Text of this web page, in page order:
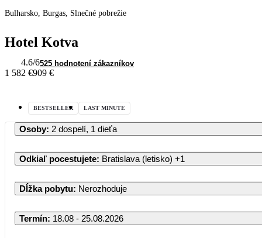
Bulharsko, Burgas, Slnečné pobrežie
Hotel Kotva
4.6/6525 hodnotení zákazníkov
1 582 €909 €
BESTSELLER LAST MINUTE
Osoby: 2 dospelí, 1 dieťa
Odkiaľ pocestujete: Bratislava (letisko) +1
Dĺžka pobytu: Nerozhoduje
Termín: 18.08 - 25.08.2026